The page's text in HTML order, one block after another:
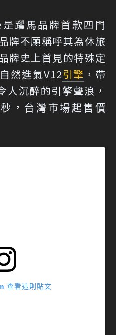
躍馬品牌首款四門
牌不願稱呼其為休旅
牌史上首見的特殊定
然進氣V12引擎 ，帶
人沉醉的引擎聲浪，
，台灣市場起售價
查看這則貼文